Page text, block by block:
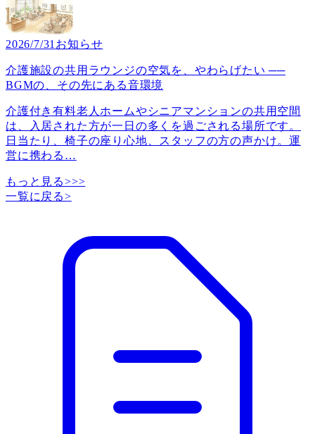
2026/7/31 お知らせ
介護施設の共用ラウンジの空気を、やわらげたい ──
BGMの、その先にある音環境
介護付き有料老人ホームやシニアマンションの共用空間
は、入居された方が一日の多くを過ごされる場所です。
日当たり、椅子の座り心地、スタッフの方の声かけ。運
営に携わる …
もっと見る>>>
一覧に戻る>